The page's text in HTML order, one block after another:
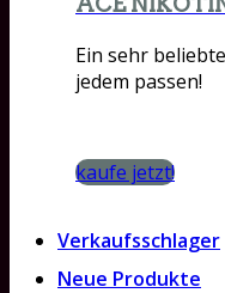
Ein sehr
jedem passen!
kaufe jetzt!
Verkaufsschlager
Neue Produkte